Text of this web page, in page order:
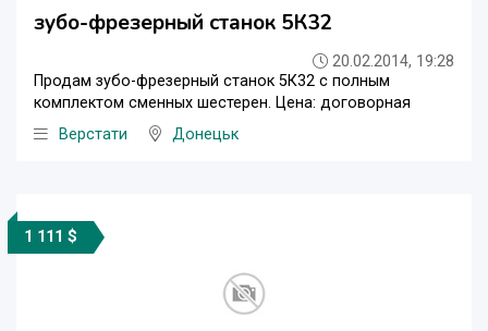
зубо-фрезерный станок 5К32
20.02.2014, 19:28
Продам зубо-фрезерный станок 5К32 с полным
комплектом сменных шестерен. Цена: договорная
Верстати
Донецьк
1 111 $